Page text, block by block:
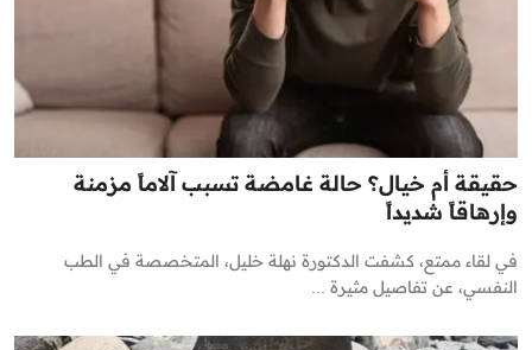
حقيقة أم خيال؟ حالة غامضة تسبب آلاماً مزمنة
وإرهاقاً شديداً
في لقاء ممتع، كشفت الدكتورة نهلة خليل، المتخصصة في الطب
النفسي، عن تفاصيل مثيرة ...